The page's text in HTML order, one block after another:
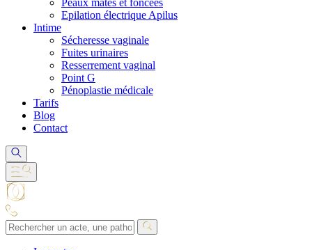
Peaux mates et foncées
Epilation électrique Apilus
Intime
Sécheresse vaginale
Fuites urinaires
Resserrement vaginal
Point G
Pénoplastie médicale
Tarifs
Blog
Contact